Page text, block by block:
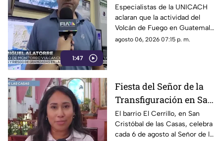
1:47
sobre el Volcán de
Fuego y la ceniza en
Chiapas
Especialistas de la UNICACH
aclaran que la actividad del
Volcán de Fuego en Guatemala
no representa peligro para
agosto 06, 2026 07:15 p. m.
Fiesta del Señor de la
Transfiguración en San
Cristóbal de las Casas:
Tradición y fe en El
El barrio El Cerrillo, en San
Cristóbal de las Casas, celebra
cada 6 de agosto al Señor de la